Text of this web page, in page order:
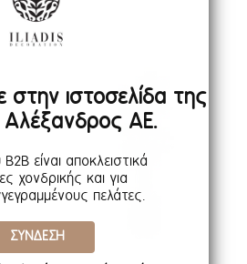
ΣΥΝΔΕΣΗ
ιστοσελίδα της
Αλέξανδρος ΑΕ.
είναι αποκλειστικά
χονδρικής και για
πελάτες.